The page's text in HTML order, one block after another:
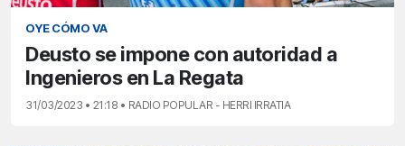
OYE CÓMO VA
Deusto se impone con autoridad a
Ingenieros en La Regata
31/03/2023 • 21:18 • RADIO POPULAR - HERRI IRRATIA